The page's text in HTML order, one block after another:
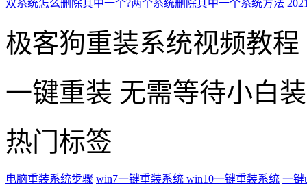
双系统怎么删除其中一个?两个系统删除其中一个系统方法
极客狗重装系统视频教程
一键重装 无需等待小白
热门标签
电脑重装系统步骤 win7一键重装系统 win10一键重装系统 一键